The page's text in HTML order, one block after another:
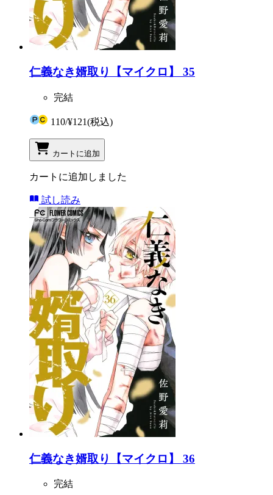
仁義なき婿取り【マイクロ】 35
完結
110/¥121(税込)
カートに追加
カートに追加しました
試し読み
仁義なき婿取り【マイクロ】 36
完結